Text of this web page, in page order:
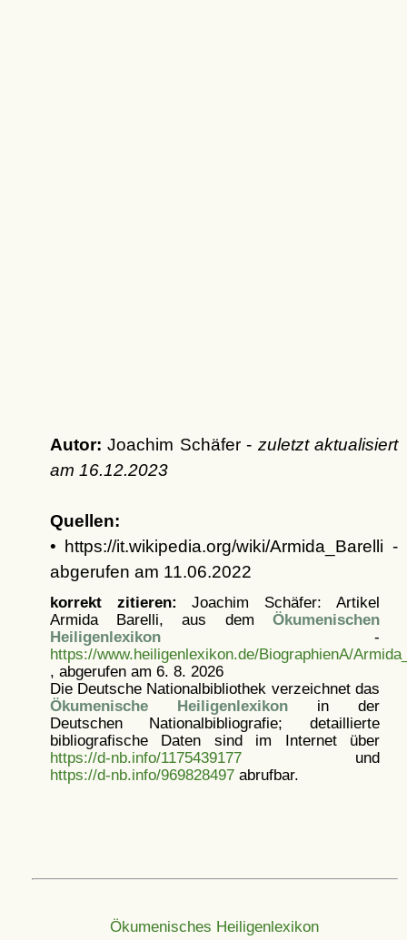
Autor: Joachim Schäfer - zuletzt aktualisiert
am 16.12.2023
Quellen:
• https://it.wikipedia.org/wiki/Armida_Barelli -
abgerufen am 11.06.2022
korrekt zitieren: Joachim Schäfer: Artikel
Armida Barelli, aus dem Ökumenischen
Heiligenlexikon-
https://www.heiligenlexikon.de/BiographienA/
, abgerufen am 6. 8. 2026
Die Deutsche Nationalbibliothek verzeichnet das
Ökumenische Heiligenlexikonin der
Deutschen Nationalbibliografie; detaillierte
bibliografische Daten sind im Internet über
https://d-nb.info/1175439177und
https://d-nb.info/969828497abrufbar.
Ökumenisches Heiligenlexikon